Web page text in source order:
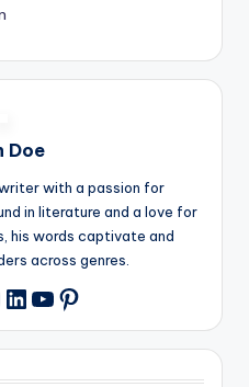
Doe
with a passion for
in literature and a love for
his words captivate and
across genres.
LinkedIn
YouTube
Pinterest